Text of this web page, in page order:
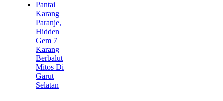
Pantai
Karang
Paranje,
Hidden
Gem 7
Karang
Berbalut
Mitos Di
Garut
Selatan